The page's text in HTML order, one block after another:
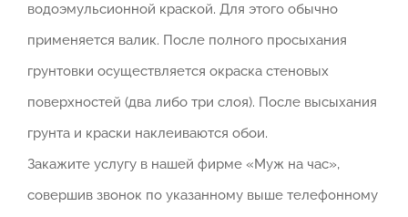
водоэмульсионной краской. Для этого обычно
применяется валик. После полного просыхания
грунтовки осуществляется окраска стеновых
поверхностей (два либо три слоя). После высыхания
грунта и краски наклеиваются обои.
Закажите услугу в нашей фирме «Муж на час»,
совершив звонок по указанному выше телефонному